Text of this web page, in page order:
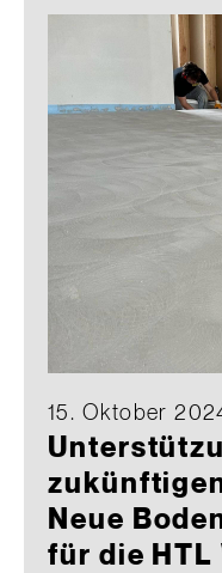
15. Oktober
Neue
für die HTL